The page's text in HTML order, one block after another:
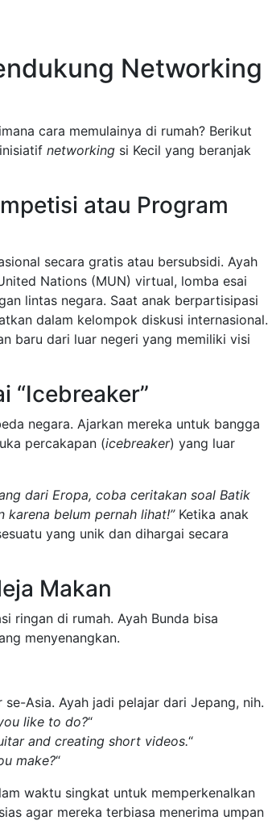
Networking
cara memulainya di rumah? Berikut
networking si Kecil yang beranjak
atau Program
secara gratis atau bersubsidi. Ayah
Nations (MUN) virtual, lomba esai
lintas negara. Saat anak berpartisipasi
dalam kelompok diskusi internasional.
baru dari luar negeri yang memiliki visi
“Icebreaker”
negara. Ajarkan mereka untuk bangga
percakapan (icebreaker) yang luar
dari Eropa, coba ceritakan soal Batik
belum pernah lihat!”Ketika anak
yang unik dan dihargai secara
Makan
ringan di rumah. Ayah Bunda bisa
menyenangkan.
Asia. Ayah jadi pelajar dari Jepang, nih.
like to do?“
and creating short videos.“
make?“
waktu singkat untuk memperkenalkan
agar mereka terbiasa menerima umpan